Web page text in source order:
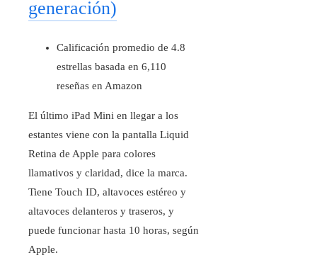
generación)
Calificación promedio de 4.8
estrellas basada en 6,110
reseñas en Amazon
El último iPad Mini en llegar a los
estantes viene con la pantalla Liquid
Retina de Apple para colores
llamativos y claridad, dice la marca.
Tiene Touch ID, altavoces estéreo y
altavoces delanteros y traseros, y
puede funcionar hasta 10 horas, según
Apple.